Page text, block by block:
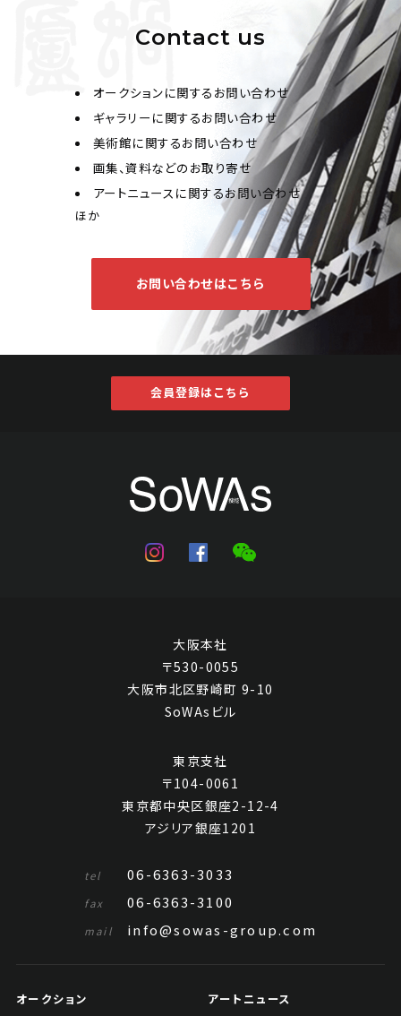
Contact us
オークションに関するお問い合わせ
ギャラリーに関するお問い合わせ
美術館に関するお問い合わせ
画集、資料などのお取り寄せ
アートニュースに関するお問い合わせ
ほか
お問い合わせはこちら
会員登録はこちら
大阪本社
〒530-0055
大阪市北区野崎町 9-10
SoWAsビル
東京支社
〒104-0061
東京都中央区銀座2-12-4
アジリア銀座1201
tel 06-6363-3033
fax 06-6363-3100
mail info@sowas-group.com
オークション アートニュース